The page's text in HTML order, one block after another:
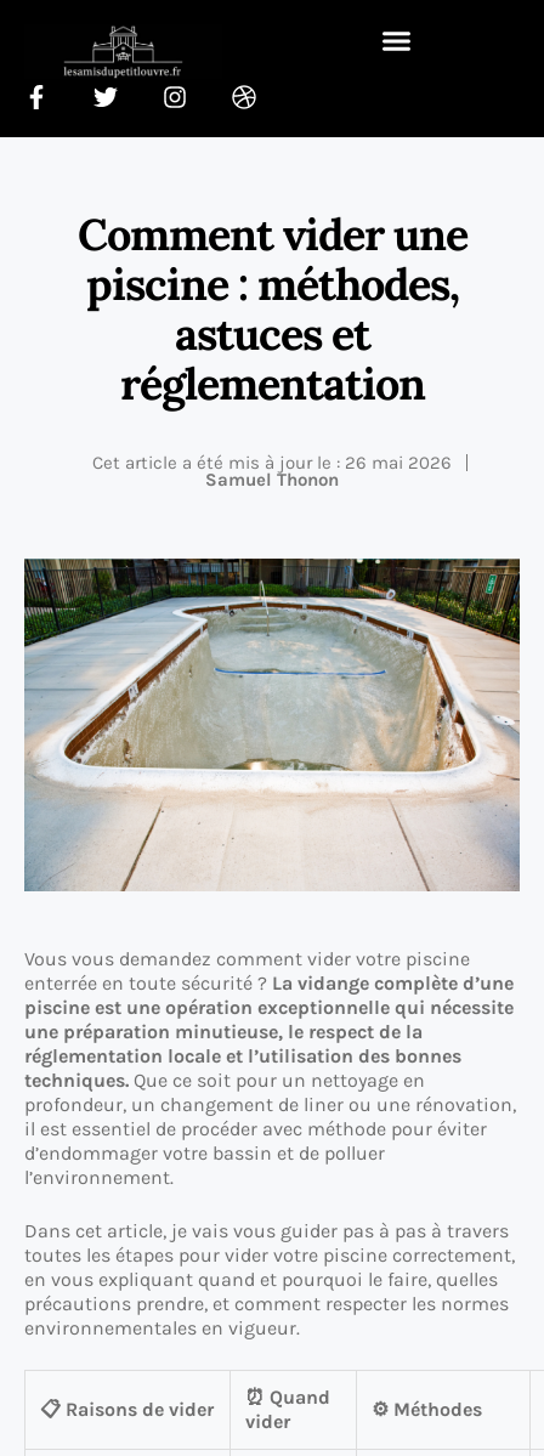
Comment vider une
piscine : méthodes,
astuces et
réglementation
Cet article a été mis à jour le : 26 mai 2026
Samuel Thonon
Vous vous demandez comment vider votre piscine
enterrée en toute sécurité ? La vidange complète d’une
piscine est une opération exceptionnelle qui nécessite
une préparation minutieuse, le respect de la
réglementation locale et l’utilisation des bonnes
techniques. Que ce soit pour un nettoyage en
profondeur, un changement de liner ou une rénovation,
il est essentiel de procéder avec méthode pour éviter
d’endommager votre bassin et de polluer
l’environnement.
Dans cet article, je vais vous guider pas à pas à travers
toutes les étapes pour vider votre piscine correctement,
en vous expliquant quand et pourquoi le faire, quelles
précautions prendre, et comment respecter les normes
environnementales en vigueur.
📋 Raisons de vider
⏰ Quand
vider
⚙️ Méthodes